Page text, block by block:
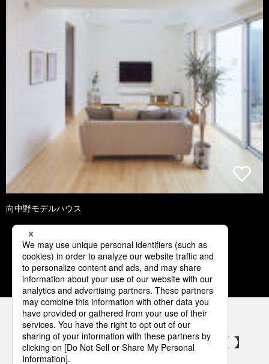
向中野モデルハウス
1 2 3 4 5
パナソニックの電気設備 SNSアカウント